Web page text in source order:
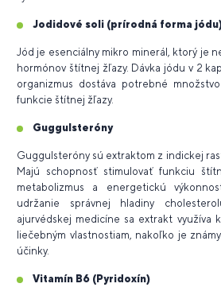
Jodidové soli (prírodná forma
Jód je esenciálny mikro minerál, ktorý je
hormónov štítnej žľazy. Dávka jódu v 2
organizmus dostáva potrebné
funkcie štítnej žľazy.
Guggulsteróny
Guggulsteróny sú extraktom z indickej
Majú schopnosť stimulovať funkciu
metabolizmus a energetickú
udržanie správnej hladiny
ajurvédskej medicíne sa extrakt využíva
liečebným vlastnostiam, nakoľko je
účinky.
Vitamín B6 (Pyridoxín)